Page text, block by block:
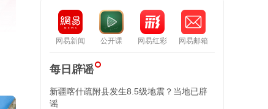
网易新闻 公开课 网易红彩 网易邮箱
每日辟谣
新疆喀什疏附县发生8.5级地震？当地已辟
谣